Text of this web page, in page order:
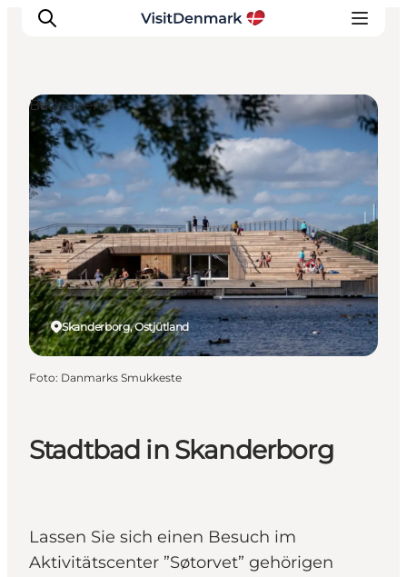
Inspiration
Regionen
Erlebnisse
Unterkünfte
Reiseplanung
Stadtbad in Skanderborg
Lassen Sie sich einen Besuch im
Aktivitätscenter ”Søtorvet” gehörigen
Skanderborg, Ostjütland
Badeseen
Foto: Danmarks Smukkeste